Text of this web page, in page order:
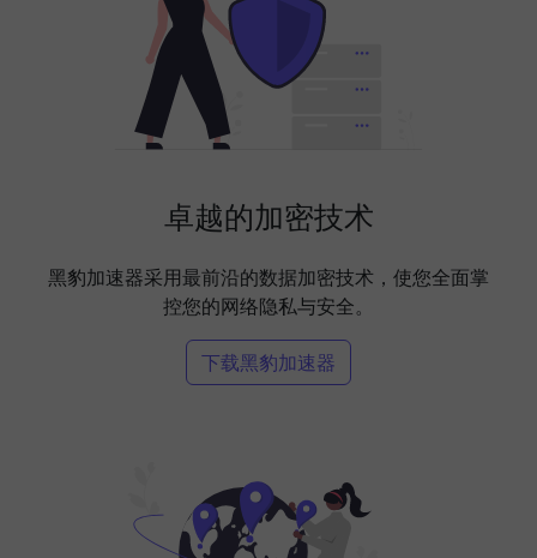
卓越的加密技术
黑豹加速器采用最前沿的数据加密技术，使您全面掌
控您的网络隐私与安全。
下载黑豹加速器